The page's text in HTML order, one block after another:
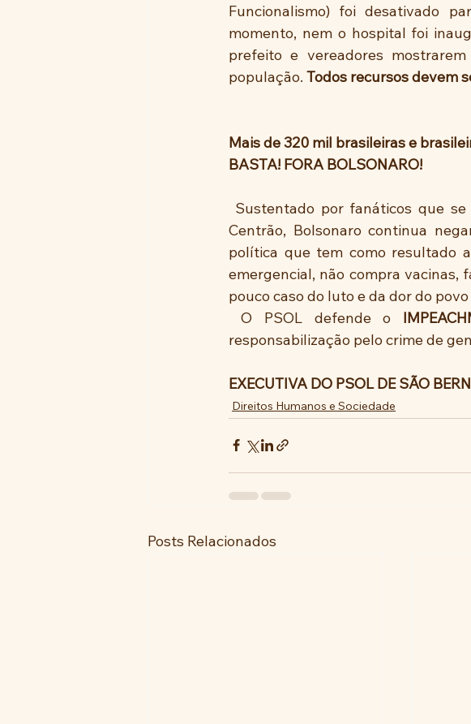
Funcionalismo) foi desativado
momento, nem o hospital foi
prefeito e vereadores
população. Todos recursos devem
Mais de 320 mil brasileiras e
BASTA! FORA BOLSONARO!
Centrão, Bolsonaro continua
política que tem como resultado
emergencial, não compra vacinas,
pouco caso do luto e da dor do
O PSOL defende o
responsabilização pelo crime de
EXECUTIVA DO PSOL DE SÃO
Direitos Humanos e Sociedade
Posts Relacionados